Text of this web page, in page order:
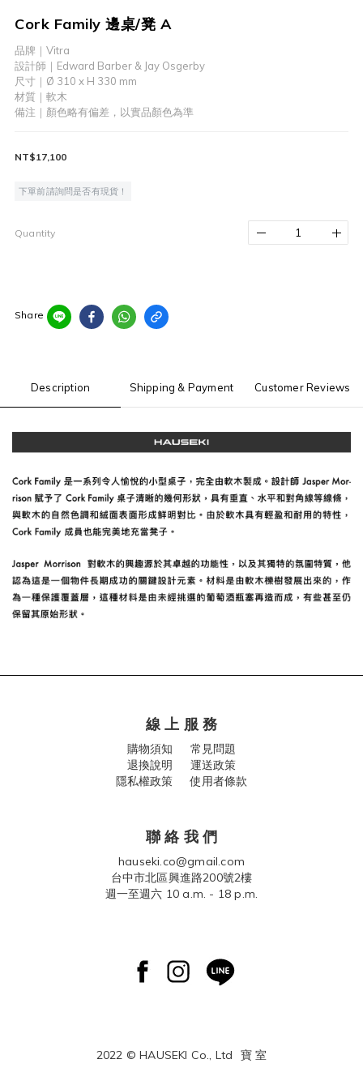
Cork Family 邊桌/凳 A
品牌｜Vitra
設計師｜Edward Barber & Jay Osgerby
尺寸｜Ø 310 x H 330 mm
材質｜軟木
備注｜顏色略有偏差，以實品顏色為準
NT$17,100
下單前請詢問是否有現貨！
Quantity
Share
Description Shipping & Payment Customer Reviews
線 上 服 務
購物須知 常見問題
退換說明
運送政策
隱私權政策 使用者條款
聯 絡 我 們
hauseki.co@gmail.com
台中市北區興進路200號2樓
週一至週六 10 a.m. - 18 p.m.
2022 © HAUSEKI Co., Ltd 寶 室